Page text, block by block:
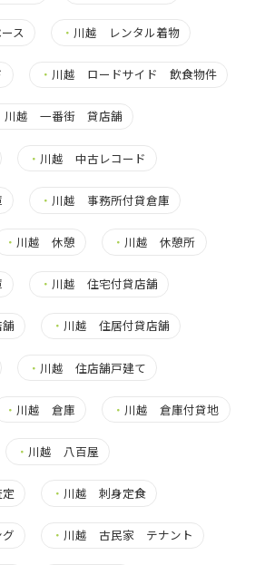
ス ・ 川越 レンタル着物
・ 川越 ロードサイド 飲食物件
川越 一番街 貸店舗
・ 川越 中古レコード
・ 川越 事務所付貸倉庫
・ 川越 休憩 ・ 川越 休憩所
・ 川越 住宅付貸店舗
・ 川越 住居付貸店舗
・ 川越 住店舗戸建て
・ 川越 倉庫 ・ 川越 倉庫付貸地
・ 川越 八百屋
・ 川越 刺身定食
・ 川越 古民家 テナント